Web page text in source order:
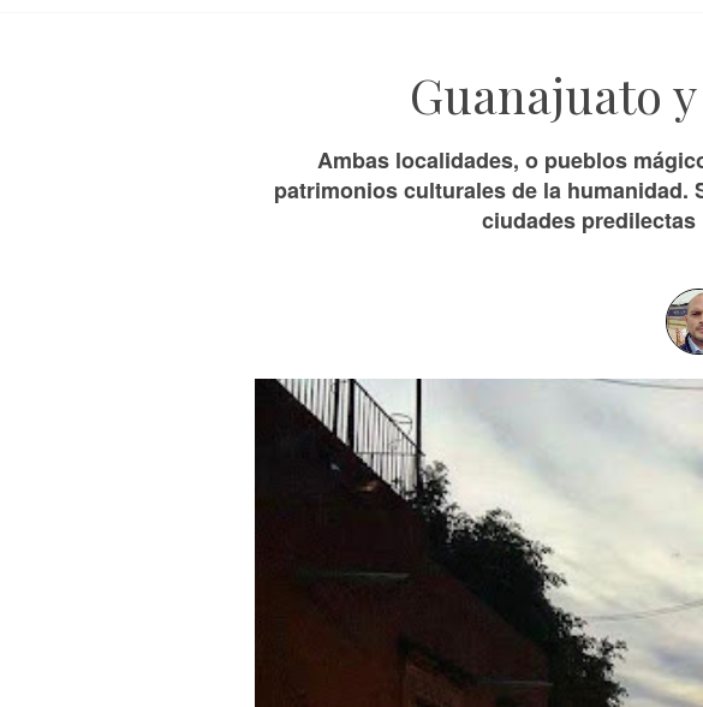
Guanajuato
Ambas localidades, o pueblos
patrimonios culturales de la
ciudades